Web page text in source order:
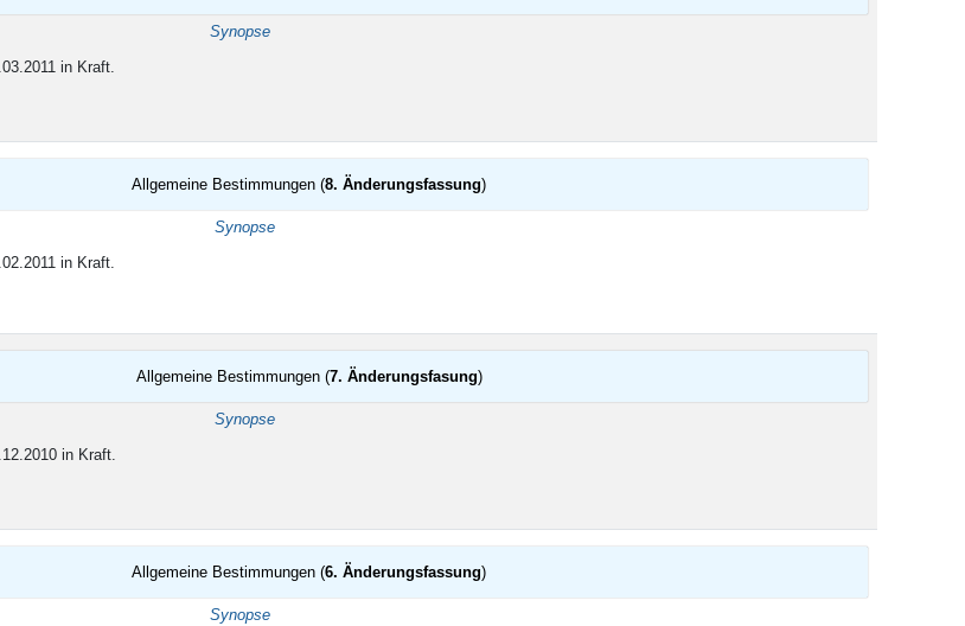
Synopse
in Kraft.
Allgemeine Bestimmungen (8. Änderungsfassung)
Synopse
in Kraft.
Allgemeine Bestimmungen (7. Änderungsfasung)
Synopse
in Kraft.
Allgemeine Bestimmungen (6. Änderungsfassung)
Synopse